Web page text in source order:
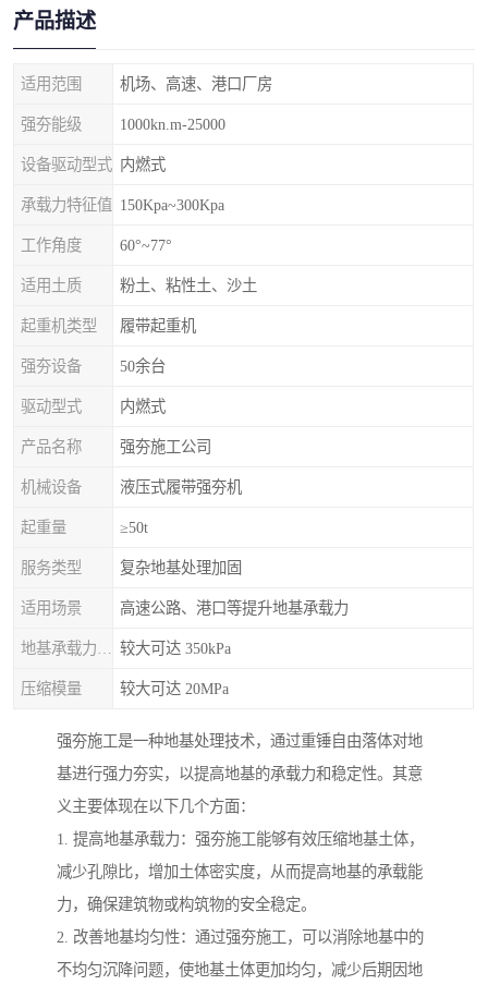
产品描述
适用范围 机场、高速、港口厂房
强夯能级 1000kn.m-25000
设备驱动型式 内燃式
承载力特征值 150Kpa~300Kpa
工作角度 60°~77°
适用土质 粉土、粘性土、沙土
起重机类型 履带起重机
强夯设备 50余台
驱动型式 内燃式
产品名称 强夯施工公司
机械设备 液压式履带强夯机
起重量 ≥50t
服务类型 复杂地基处理加固
适用场景 高速公路、港口等提升地基承载力
较大可达 350kPa
压缩模量 较大可达 20MPa
强夯施工是一种地基处理技术，通过重锤自由落体对地
基进行强力夯实，以提高地基的承载力和稳定性。其意
义主要体现在以下几个方面：
1. 提高地基承载力：强夯施工能够有效压缩地基土体，
减少孔隙比，增加土体密实度，从而提高地基的承载能
力，确保建筑物或构筑物的安全稳定。
2. 改善地基均匀性：通过强夯施工，可以消除地基中的
不均匀沉降问题，使地基土体更加均匀，减少后期因地